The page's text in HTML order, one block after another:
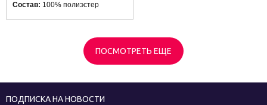
Состав: 100% полиэстер
ПОСМОТРЕТЬ ЕЩЕ
ПОДПИСКА НА НОВОСТИ